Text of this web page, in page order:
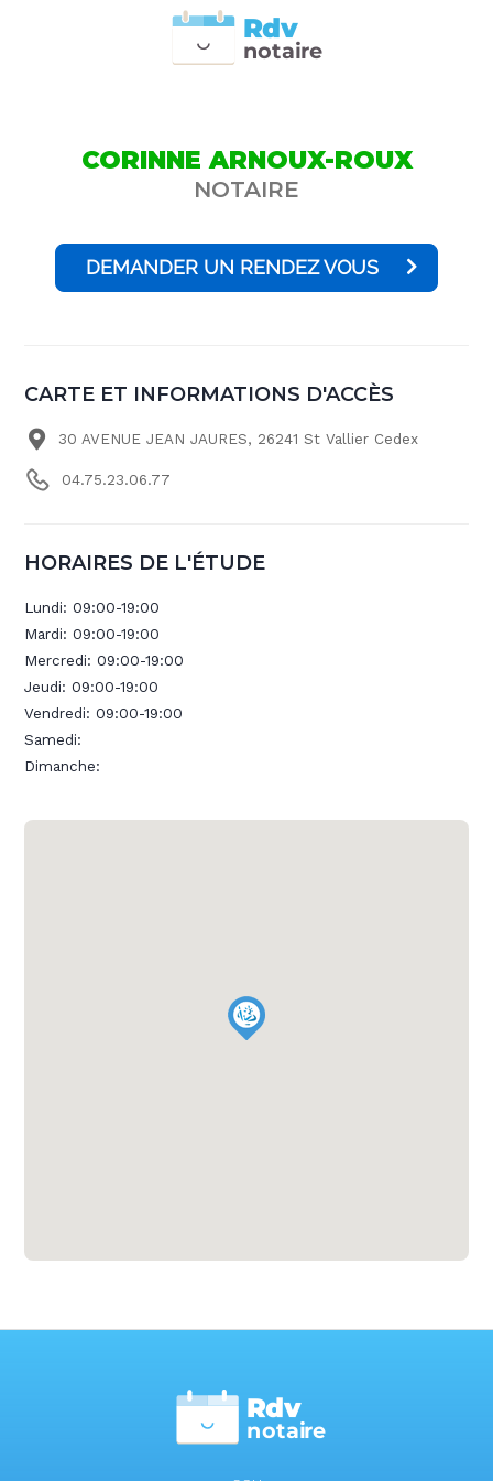
notaire
Rdv
CORINNE ARNOUX-ROUX
NOTAIRE
DEMANDER UN RENDEZ VOUS
CARTE ET INFORMATIONS D'ACCÈS
30 AVENUE JEAN JAURES, 26241 St Vallier Cedex
04.75.23.06.77
HORAIRES DE L'ÉTUDE
Lundi:09:00-19:00
Mardi:09:00-19:00
Mercredi:09:00-19:00
Jeudi:09:00-19:00
Vendredi:09:00-19:00
Samedi:
Dimanche:
notaire
Rdv